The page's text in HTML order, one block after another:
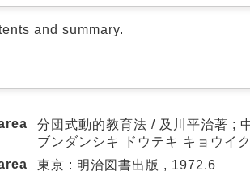
and summary.
分団式動的教育法 / 及川平治著 ;
ブンダンシキ ドウテキ キョウイ
東京 : 明治図書出版 , 1972.6